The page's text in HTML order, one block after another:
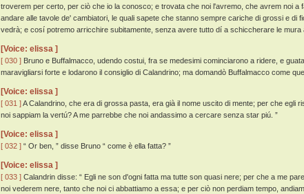
troverem per certo, per ciò che io la conosco; e trovata che noi l'avremo, che avrem noi a
andare alle tavole de' cambiatori, le quali sapete che stanno sempre cariche di grossi e di
vedrà; e cosí potremo arricchire subitamente, senza avere tutto dí a schiccherare le mura
[Voice: elissa ]
[ 030 ] Bruno e Buffalmacco, udendo costui, fra se medesimi cominciarono a ridere, e
maravigliarsi forte e lodarono il consiglio di Calandrino; ma domandò Buffalmacco come
[Voice: elissa ]
[ 031 ]A Calandrino, che era di grossa pasta, era già il nome uscito di mente; per che egli
noi sappiam la vertú? A me parrebbe che noi andassimo a cercare senza star piú. ”
[Voice: elissa ]
[ 032 ] “ Or ben, ” disse Bruno “ come è ella fatta? ”
[Voice: elissa ]
[ 033 ] Calandrin disse: “ Egli ne son d'ogni fatta ma tutte son quasi nere; per che a me
noi vederem nere, tanto che noi ci abbattiamo a essa; e per ciò non perdiam tempo,